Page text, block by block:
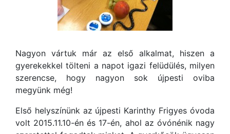
Nagyon vártuk már az első alkalmat, hiszen a
gyerekekkel tölteni a napot igazi felüdülés, milyen
szerencse, hogy nagyon sok újpesti oviba
megyünk még!
Első helyszínünk az újpesti Karinthy Frigyes óvoda
volt 2015.11.10-én és 17-én, ahol az óvónénik nagy